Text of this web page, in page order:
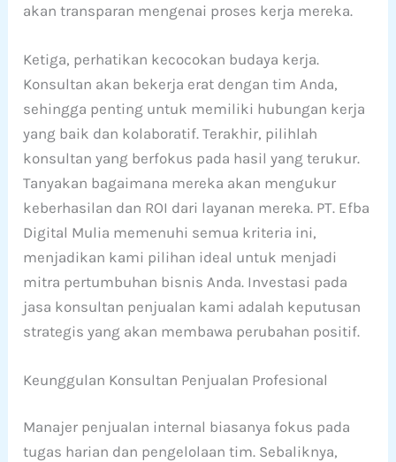
akan transparan mengenai proses kerja mereka.
Ketiga, perhatikan kecocokan budaya kerja.
Konsultan akan bekerja erat dengan tim Anda,
sehingga penting untuk memiliki hubungan kerja
yang baik dan kolaboratif. Terakhir, pilihlah
konsultan yang berfokus pada hasil yang terukur.
Tanyakan bagaimana mereka akan mengukur
keberhasilan dan ROI dari layanan mereka. PT. Efba
Digital Mulia memenuhi semua kriteria ini,
menjadikan kami pilihan ideal untuk menjadi
mitra pertumbuhan bisnis Anda. Investasi pada
jasa konsultan penjualan kami adalah keputusan
strategis yang akan membawa perubahan positif.
Keunggulan Konsultan Penjualan Profesional
Manajer penjualan internal biasanya fokus pada
tugas harian dan pengelolaan tim. Sebaliknya,